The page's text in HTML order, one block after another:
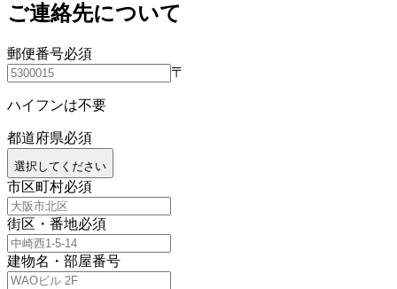
ご連絡先について
郵便番号必須
〒
ハイフンは不要
都道府県必須
選択してください
市区町村必須
街区・番地必須
建物名・部屋番号